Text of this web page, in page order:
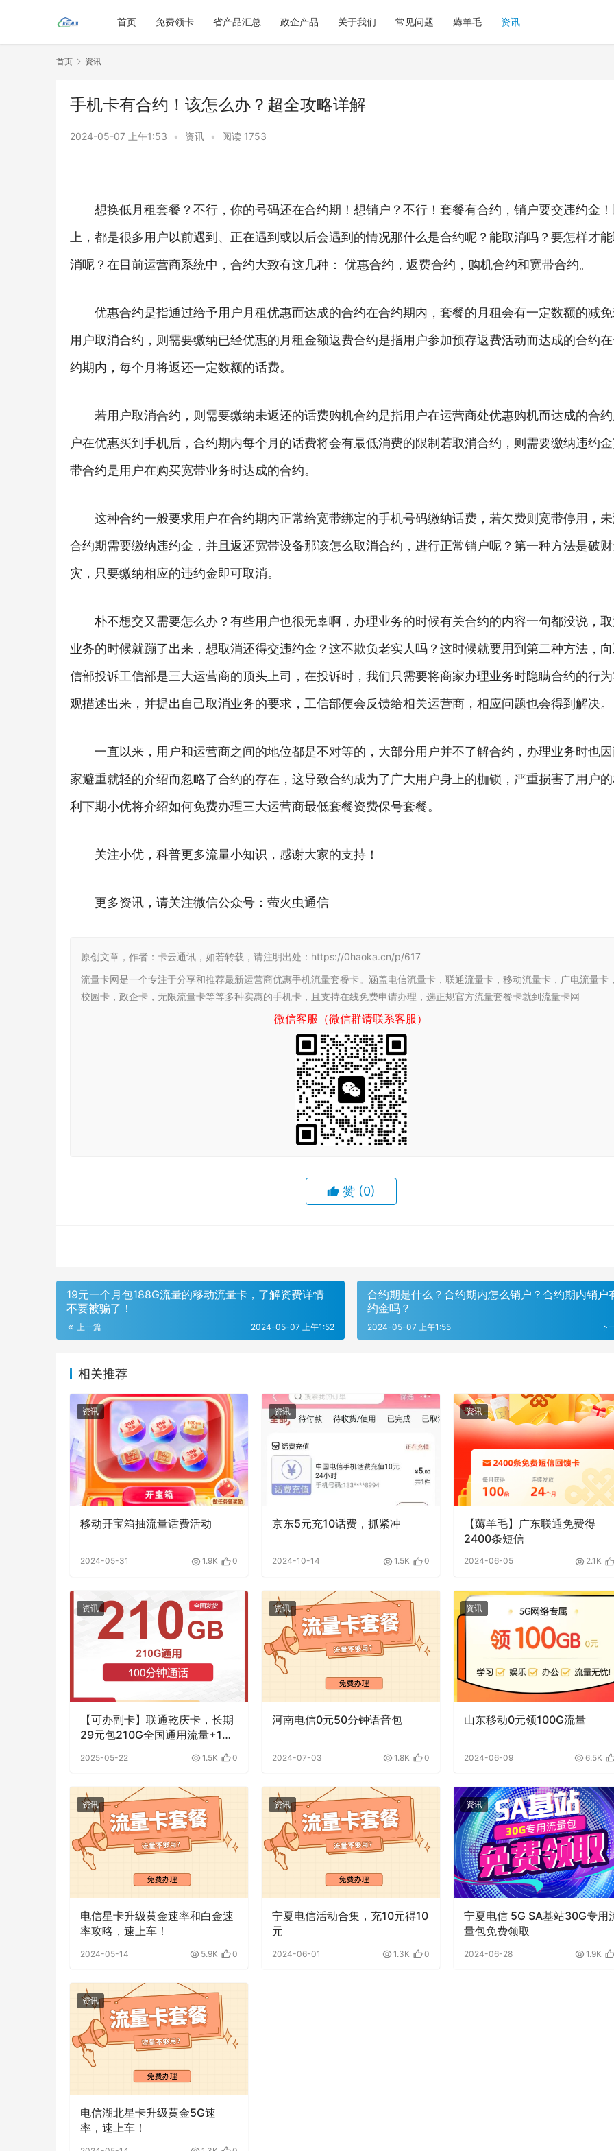
首页 免费领卡 省产品汇总 政企产品 关于我们 常见问题 薅羊毛 资讯
首页 资讯
手机卡有合约！该怎么办？超全攻略详解
2024-05-07 上午1:53 • 资讯 • 阅读 1753
想换低月租套餐？不行，你的号码还在合约期！想销户？不行！套餐有合约，销户要交违约金
上，都是很多用户以前遇到、正在遇到或以后会遇到的情况那什么是合约呢？能取消吗？要怎样才
消呢？在目前运营商系统中，合约大致有这几种： 优惠合约，返费合约，购机合约和宽带合约。
优惠合约是指通过给予用户月租优惠而达成的合约在合约期内，套餐的月租会有一定数额的减
用户取消合约，则需要缴纳已经优惠的月租金额返费合约是指用户参加预存返费活动而达成的合约
约期内，每个月将返还一定数额的话费。
若用户取消合约，则需要缴纳未返还的话费购机合约是指用户在运营商处优惠购机而达成的合
户在优惠买到手机后，合约期内每个月的话费将会有最低消费的限制若取消合约，则需要缴纳违约
带合约是用户在购买宽带业务时达成的合约。
这种合约一般要求用户在合约期内正常给宽带绑定的手机号码缴纳话费，若欠费则宽带停用，
合约期需要缴纳违约金，并且返还宽带设备那该怎么取消合约，进行正常销户呢？第一种方法是破
灾，只要缴纳相应的违约金即可取消。
朴不想交又需要怎么办？有些用户也很无辜啊，办理业务的时候有关合约的内容一句都没说，
业务的时候就蹦了出来，想取消还得交违约金？这不欺负老实人吗？这时候就要用到第二种方法，
信部投诉工信部是三大运营商的顶头上司，在投诉时，我们只需要将商家办理业务时隐瞒合约的行
观描述出来，并提出自己取消业务的要求，工信部便会反馈给相关运营商，相应问题也会得到解决。
一直以来，用户和运营商之间的地位都是不对等的，大部分用户并不了解合约，办理业务时也
家避重就轻的介绍而忽略了合约的存在，这导致合约成为了广大用户身上的枷锁，严重损害了用户
利下期小优将介绍如何免费办理三大运营商最低套餐资费保号套餐。
关注小优，科普更多流量小知识，感谢大家的支持！
更多资讯，请关注微信公众号：萤火虫通信
原创文章，作者：卡云通讯，如若转载，请注明出处：https://0haoka.cn/p/617
流量卡网是一个专注于分享和推荐最新运营商优惠手机流量套餐卡。涵盖电信流量卡，联通流量卡，移动流量卡，广电流量卡
校园卡，政企卡，无限流量卡等等多种实惠的手机卡，且支持在线免费申请办理，选正规官方流量套餐卡就到流量卡网
微信客服（微信群请联系客服）
赞 (0)
19元一个月包188G流量的移动流量卡，了解资费详情
不要被骗了！
上一篇 2024-05-07 上午1:52
合约期是什么？合约期内怎么销户？合约期内销户
约金吗？
下
2024-05-07 上午1:55
相关推荐
资讯
移动开宝箱抽流量话费活动
2024-05-31 1.9K 0
资讯
京东5元充10话费，抓紧冲
2024-10-14 1.5K 0
资讯
【薅羊毛】广东联通免费得
2400条短信
2024-06-05 2.1K
资讯
【可办副卡】联通乾庆卡，长期
29元包210G全国通用流量+100
2025-05-22 1.5K 0
资讯
河南电信0元50分钟语音包
2024-07-03 1.8K 0
资讯
山东移动0元领100G流量
2024-06-09 6.5K
资讯
电信星卡升级黄金速率和白金速
率攻略，速上车！
2024-05-14 5.9K 0
资讯
宁夏电信活动合集，充10元得10
元
2024-06-01 1.3K 0
资讯
宁夏电信 5G SA基站30G专用
量包免费领取
2024-06-28 1.9K
资讯
电信湖北星卡升级黄金5G速
率，速上车！